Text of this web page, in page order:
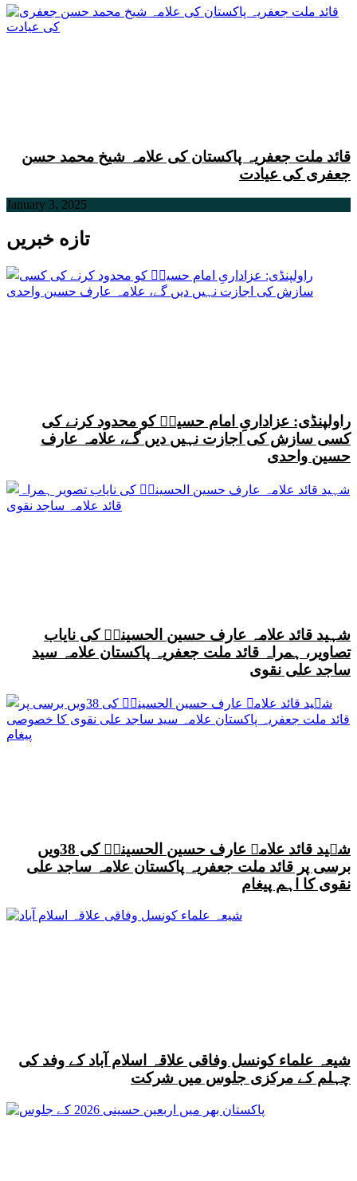
قائد ملت جعفریہ پاکستان کی علامہ شیخ محمد حسن
جعفری کی عیادت
January 3, 2025
تازه خبریں
راولپنڈی: عزاداریِ امام حسینؑ کو محدود کرنے کی
کسی سازش کی اجازت نہیں دیں گے، علامہ عارف
حسین واحدی
شہید قائد علامہ عارف حسین الحسینیؒ کی نایاب
تصاویر، ہمراہ قائد ملت جعفریہ پاکستان علامہ سید
ساجد علی نقوی
شہید قائد علامہ عارف حسین الحسینیؒ کی 38ویں
برسی پر قائد ملت جعفریہ پاکستان علامہ ساجد علی
نقوی کا اہم پیغام
شیعہ علماء کونسل وفاقی علاقہ اسلام آباد کے وفد کی
چہلم کے مرکزی جلوس میں شرکت